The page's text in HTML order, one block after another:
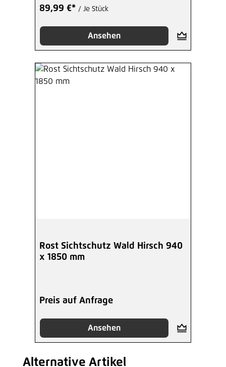
89,99 €* / Je Stück
Ansehen
Rost Sichtschutz Wald Hirsch 940
x 1850 mm
Preis auf Anfrage
Ansehen
Produktgalerie überspringen
Alternative Artikel